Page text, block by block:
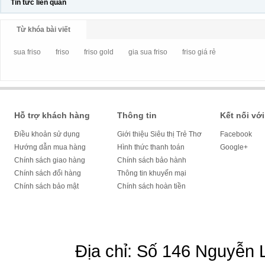
Tin tức liên quan
Từ khóa bài viết
sua friso friso friso gold gia sua friso friso giá rẻ
Hỗ trợ khách hàng
Điều khoản sử dụng
Hướng dẫn mua hàng
Chính sách giao hàng
Chính sách đổi hàng
Chính sách bảo mật
Thông tin
Giới thiệu Siêu thị Trẻ Thơ
Hình thức thanh toán
Chính sách bảo hành
Thông tin khuyến mại
Chính sách hoàn tiền
Kết nối
Facebook
Google+
Địa chỉ: Số 146 Nguyễn